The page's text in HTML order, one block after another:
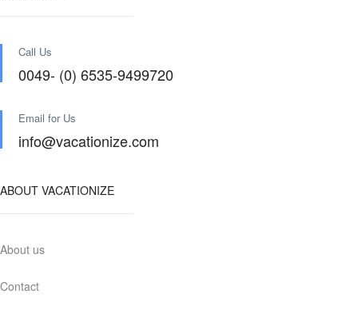
Call Us
0049- (0) 6535-9499720
Email for Us
info@vacationize.com
ABOUT VACATIONIZE
About us
Contact